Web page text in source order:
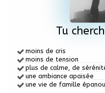
Tu
moins de cris
moins de tension
plus de calme, de
une ambiance apaisée
une vie de famille